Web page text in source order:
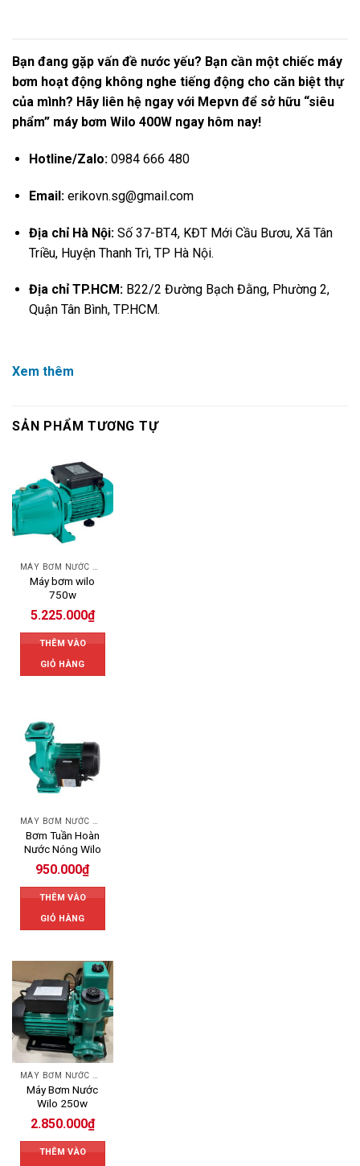
Bạn đang gặp vấn đề nước yếu? Bạn cần một chiếc máy
bơm hoạt động không nghe tiếng động cho căn biệt thự
của mình? Hãy liên hệ ngay với Mepvn để sở hữu “siêu
phẩm” máy bơm Wilo 400W ngay hôm nay!
Hotline/Zalo:0984 666 480
Email:erikovn.sg@gmail.com
Địa chỉ Hà Nội:Số 37-BT4, KĐT Mới Cầu Bươu, Xã Tân
Triều, Huyện Thanh Trì, TP Hà Nội.
Địa chỉ TP.HCM:B22/2 Đường Bạch Đằng, Phường 2,
Quận Tân Bình, TP.HCM.
Xem thêm
SẢN PHẨM TƯƠNG TỰ
Máy bơm wilo
750w
5.225.000₫
THÊM VÀO
GIỎ HÀNG
Bơm Tuần Hoàn
Nước Nóng Wilo
950.000₫
THÊM VÀO
GIỎ HÀNG
MÁY BƠM NƯỚC WILO
Máy Bơm Nước
Wilo 250w
2.850.000₫
THÊM VÀO